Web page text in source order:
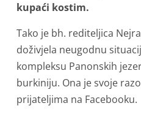
kupaći kostim.
Tako je bh. rediteljica
doživjela neugodnu
kompleksu Panonskih
burkiniju. Ona je svoje
prijateljima na Facebooku.